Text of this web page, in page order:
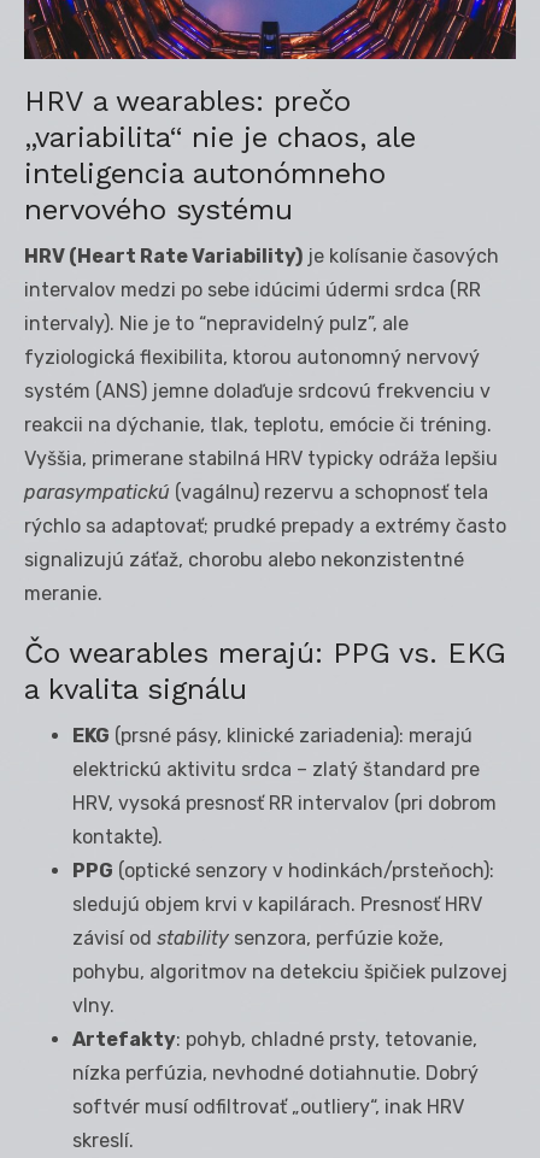
HRV a wearables: prečo
„variabilita“ nie je chaos, ale
inteligencia autonómneho
nervového systému
HRV (Heart Rate Variability) je kolísanie časových
intervalov medzi po sebe idúcimi údermi srdca (RR
intervaly). Nie je to “nepravidelný pulz”, ale
fyziologická flexibilita, ktorou autonomný nervový
systém (ANS) jemne dolaďuje srdcovú frekvenciu v
reakcii na dýchanie, tlak, teplotu, emócie či tréning.
Vyššia, primerane stabilná HRV typicky odráža lepšiu
parasympatickú (vagálnu) rezervu a schopnosť tela
rýchlo sa adaptovať; prudké prepady a extrémy často
signalizujú záťaž, chorobu alebo nekonzistentné
meranie.
Čo wearables merajú: PPG vs. EKG
a kvalita signálu
EKG (prsné pásy, klinické zariadenia): merajú
elektrickú aktivitu srdca – zlatý štandard pre
HRV, vysoká presnosť RR intervalov (pri dobrom
kontakte).
PPG (optické senzory v hodinkách/prsteňoch):
sledujú objem krvi v kapilárach. Presnosť HRV
závisí od stability senzora, perfúzie kože,
pohybu, algoritmov na detekciu špičiek pulzovej
vlny.
Artefakty: pohyb, chladné prsty, tetovanie,
nízka perfúzia, nevhodné dotiahnutie. Dobrý
softvér musí odfiltrovať „outliery“, inak HRV
skreslí.